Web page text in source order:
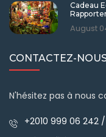
Cadeau
August
CONTACTEZ-
N'hésitez pas à nous
+2010 999 06 242